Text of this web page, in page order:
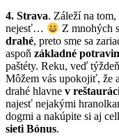
4. Strava. Záleží na
nejesť…
Z mnohých
drahé, preto sme sa
aspoň základné
paštéty. Reku, veď
Môžem vás upokojiť, že
drahé hlavne v
najesť nejakými
dogmi a nakúpite si aj
sieti Bónus.